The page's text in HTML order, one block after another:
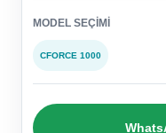
MODEL SEÇIMI
CFORCE 1000